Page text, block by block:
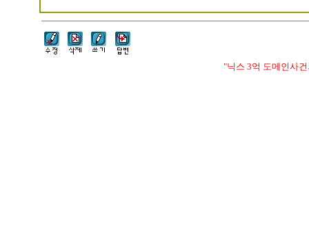
"닉스 3억 도메인사